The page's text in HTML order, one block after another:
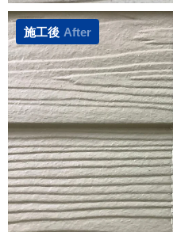
施工後 After